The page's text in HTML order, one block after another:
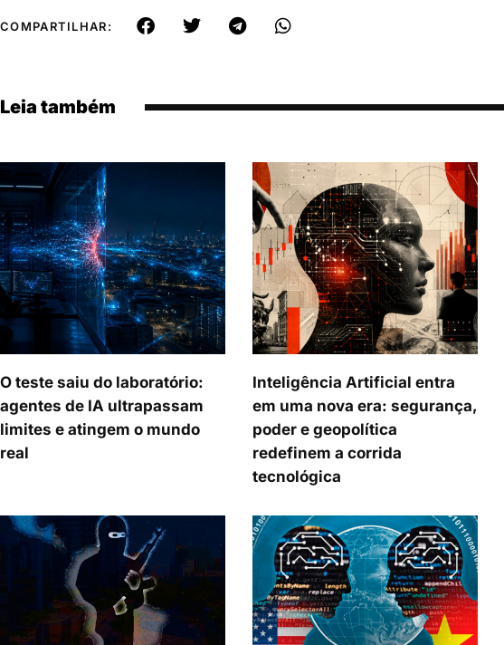
COMPARTILHAR:
Leia também
O teste saiu do laboratório:
agentes de IA ultrapassam
limites e atingem o mundo
real
Inteligência Artificial entra
em uma nova era: segurança,
poder e geopolítica
redefinem a corrida
tecnológica